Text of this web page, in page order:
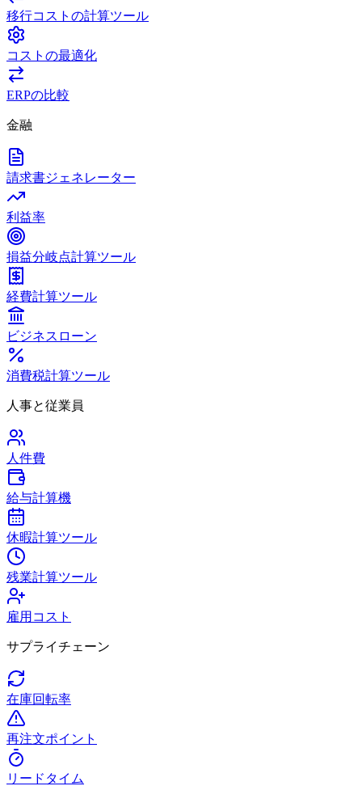
移行コストの計算ツール
コストの最適化
ERPの比較
金融
請求書ジェネレーター
利益率
損益分岐点計算ツール
経費計算ツール
ビジネスローン
消費税計算ツール
人事と従業員
人件費
給与計算機
休暇計算ツール
残業計算ツール
雇用コスト
サプライチェーン
在庫回転率
再注文ポイント
リードタイム